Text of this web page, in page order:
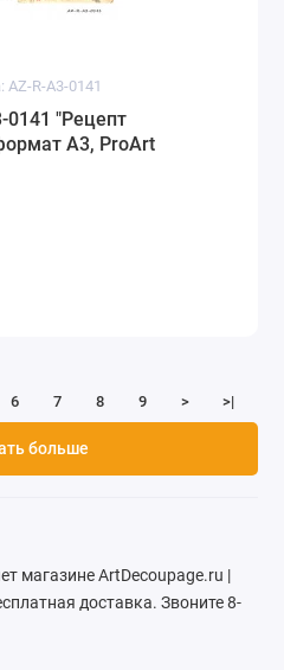
AZ-R-A3-0141
0141 "Рецепт
А3, ProArt
6 7 8 9 > >|
больше
магазине ArtDecoupage.ru |
доставка. Звоните 8-